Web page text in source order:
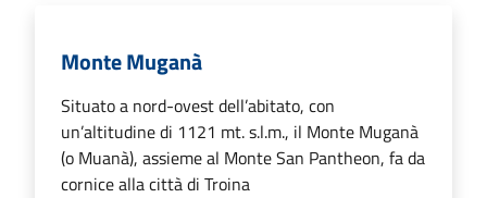
Monte Muganà
Situato a nord-ovest dell’abitato, con
un’altitudine di 1121 mt. s.l.m., il Monte Muganà
(o Muanà), assieme al Monte San Pantheon, fa da
cornice alla città di Troina